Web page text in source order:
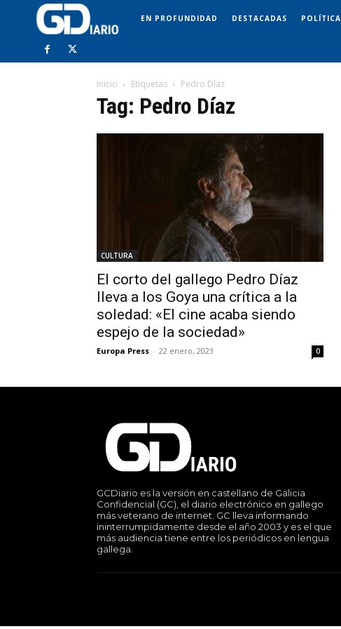
EN PROFUNDIDAD DESTACADAS POLÍTICA
Inicio Etiquetas Pedro Díaz
Tag: Pedro Díaz
CULTURA
El corto del gallego Pedro Díaz
lleva a los Goya una crítica a la
soledad: «El cine acaba siendo
espejo de la sociedad»
Europa Press - 22 enero, 2023 0
GCDiario es la versión en castellano de Galicia
Confidencial (GC), el diario electrónico en gallego
más veterano de internet. GC lleva informando
ininterrumpidamente desde el año 2003 y es el que
más audiencia tiene entre los periódicos en lengua
gallega.